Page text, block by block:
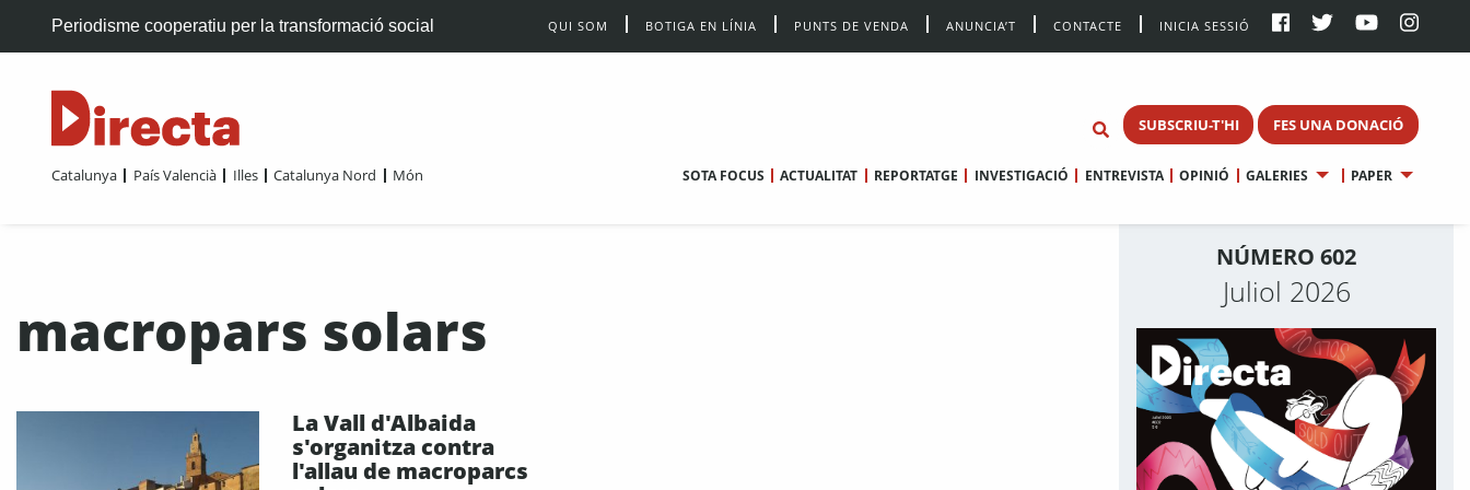
Periodisme cooperatiu per la transformació social QUI SOM BOTIGA EN LÍNIA PUNTS DE VENDA ANUNCIA’T CONTACTE INICIA SESSIÓ
SUBSCRIU-T'HI FES UNA DONACIÓ
Catalunya País Valencià Illes Catalunya Nord Món SOTA FOCUS ACTUALITAT REPORTATGE INVESTIGACIÓ ENTREVISTA OPINIÓ GALERIES PAPER
macropars solars
La Vall d'Albaida
s'organitza contra
l'allau de macroparcs
NÚMERO 602
Juliol 2026